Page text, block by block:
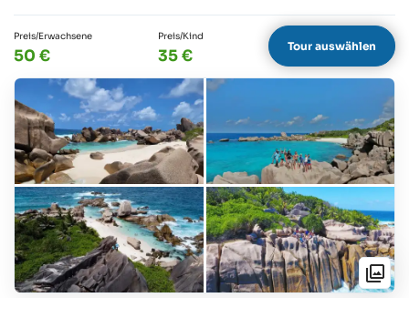
Preis/Erwachsene
50 €
Preis/Kind
35 €
Tour auswählen